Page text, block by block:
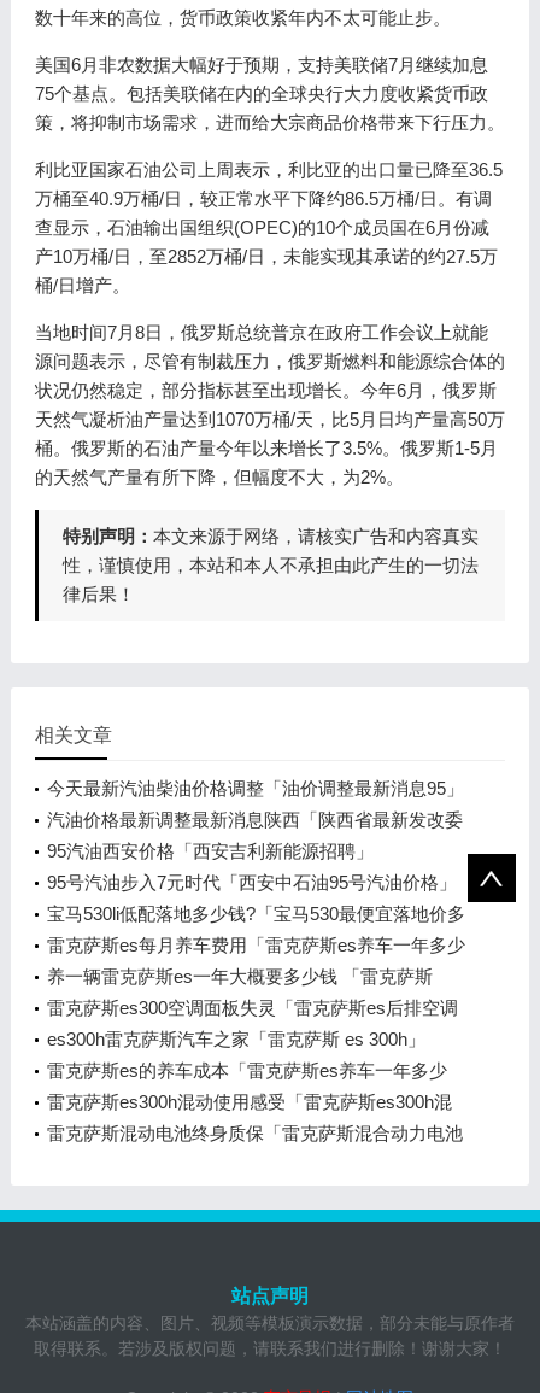
数十年来的高位，货币政策收紧年内不太可能止步。
美国6月非农数据大幅好于预期，支持美联储7月继续加息
75个基点。包括美联储在内的全球央行大力度收紧货币政
策，将抑制市场需求，进而给大宗商品价格带来下行压力。
利比亚国家石油公司上周表示，利比亚的出口量已降至36.5
万桶至40.9万桶/日，较正常水平下降约86.5万桶/日。有调
查显示，石油输出国组织(OPEC)的10个成员国在6月份减
产10万桶/日，至2852万桶/日，未能实现其承诺的约27.5万
桶/日增产。
当地时间7月8日，俄罗斯总统普京在政府工作会议上就能
源问题表示，尽管有制裁压力，俄罗斯燃料和能源综合体的
状况仍然稳定，部分指标甚至出现增长。今年6月，俄罗斯
天然气凝析油产量达到1070万桶/天，比5月日均产量高50万
桶。俄罗斯的石油产量今年以来增长了3.5%。俄罗斯1-5月
的天然气产量有所下降，但幅度不大，为2%。
特别声明： 本文来源于网络，请核实广告和内容真实
性，谨慎使用，本站和本人不承担由此产生的一切法
律后果！
相关文章
今天最新汽油柴油价格调整「油价调整最新消息95」
汽油价格最新调整最新消息陕西「陕西省最新发改委
油价调整通知」
95汽油西安价格「西安吉利新能源招聘」
95号汽油步入7元时代「西安中石油95号汽油价格」
宝马530li低配落地多少钱?「宝马530最便宜落地价多
少钱」
雷克萨斯es每月养车费用「雷克萨斯es养车一年多少
钱」
养一辆雷克萨斯es一年大概要多少钱 「雷克萨斯
es300h一年养车费用」
雷克萨斯es300空调面板失灵「雷克萨斯es后排空调
不出风」
es300h雷克萨斯汽车之家「雷克萨斯 es 300h」
雷克萨斯es的养车成本「雷克萨斯es养车一年多少
钱」
雷克萨斯es300h混动使用感受「雷克萨斯es300h混
动是什么意思」
雷克萨斯混动电池终身质保「雷克萨斯混合动力电池
站点声明
本站涵盖的内容、图片、视频等模板演示数据，部分未能与原作者
取得联系。若涉及版权问题，请联系我们进行删除！谢谢大家！